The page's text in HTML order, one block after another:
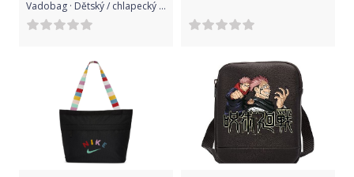
Vadobag · Dětský / chlapecký batoh s přední kapsou Auta 3 - Cars 3 - motiv Perfect Start - 8L